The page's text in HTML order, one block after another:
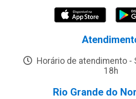
Horário de atendimento -
18h
Rio Grande do